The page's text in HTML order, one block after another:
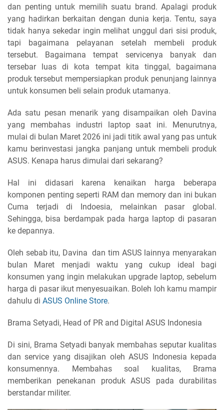
dan penting untuk memilih suatu brand. Apalagi produk
yang hadirkan berkaitan dengan dunia kerja. Tentu, saya
tidak hanya sekedar ingin melihat unggul dari sisi produk,
tapi bagaimana pelayanan setelah membeli produk
tersebut. Bagaimana tempat servicenya banyak dan
tersebar luas di kota tempat kita tinggal, bagaimana
produk tersebut mempersiapkan produk penunjang lainnya
untuk konsumen beli selain produk utamanya.
Ada satu pesan menarik yang disampaikan oleh Davina
yang membahas industri laptop saat ini. Menurutnya,
mulai di bulan Maret 2026 ini jadi titik awal yang pas untuk
kamu berinvestasi jangka panjang untuk membeli produk
ASUS. Kenapa harus dimulai dari sekarang?
Hal ini didasari karena kenaikan harga beberapa
komponen penting seperti RAM dan memory dan ini bukan
Cuma terjadi di Indoesia, melainkan pasar global.
Sehingga, bisa berdampak pada harga laptop di pasaran
ke depannya.
Oleh sebab itu, Davina dan tim ASUS lainnya menyarakan
bulan Maret menjadi waktu yang cukup ideal bagi
konsumen yang ingin melakukan upgrade laptop, sebelum
harga di pasar ikut menyesuaikan. Boleh loh kamu mampir
dahulu di ASUS Online Store.
Brama Setyadi, Head of PR and Digital ASUS Indonesia
Di sini, Brama Setyadi banyak membahas seputar kualitas
dan service yang disajikan oleh ASUS Indonesia kepada
konsumennya. Membahas soal kualitas, Brama
memberikan penekanan produk ASUS pada durabilitas
berstandar militer.